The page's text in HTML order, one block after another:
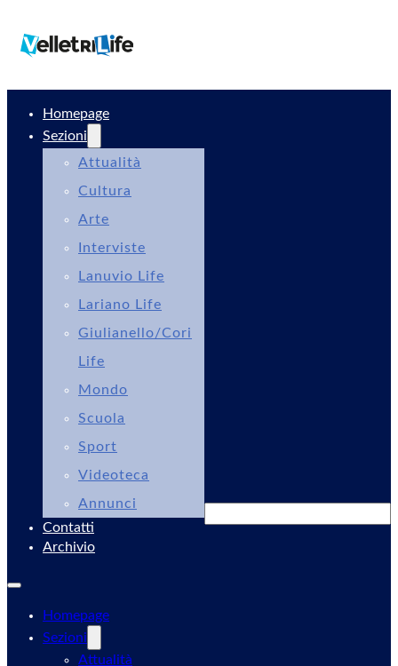
Homepage
Sezioni
Attualità
Cultura
Arte
Interviste
Lanuvio Life
Lariano Life
Giulianello/Cori
Life
Mondo
Scuola
Sport
Videoteca
Annunci
Contatti
Archivio
Homepage
Sezioni
Attualità